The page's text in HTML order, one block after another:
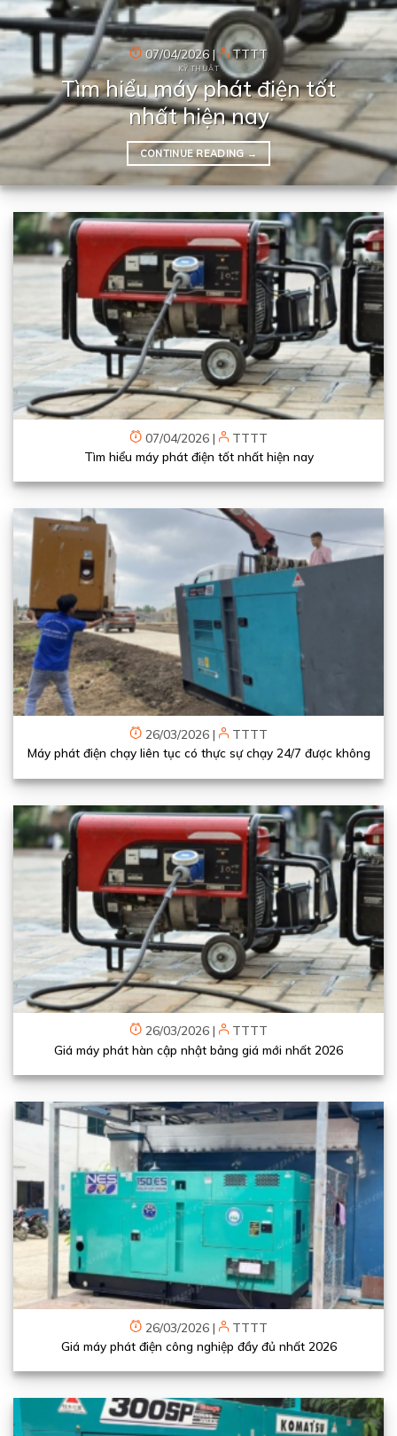
07/04/2026| TTTT
KỸ THUẬT
Tìm hiểu máy phát điện tốt
nhất hiện nay
CONTINUE READING →
07/04/2026 |
TTTT
Tìm hiểu máy phát điện tốt nhất hiện nay
26/03/2026 |
TTTT
Máy phát điện chạy liên tục có thực sự chạy 24/7 được không
26/03/2026 |
TTTT
Giá máy phát hàn cập nhật bảng giá mới nhất 2026
26/03/2026 |
TTTT
Giá máy phát điện công nghiệp đầy đủ nhất 2026